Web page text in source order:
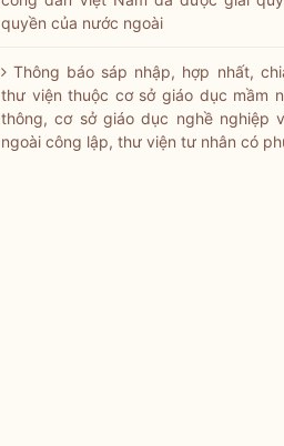
quyền của nước ngoài
Thông báo sáp nhập, hợp nhất,
thư viện thuộc cơ sở giáo dục mầm
thông, cơ sở giáo dục nghề nghiệp
ngoài công lập, thư viện tư nhân có